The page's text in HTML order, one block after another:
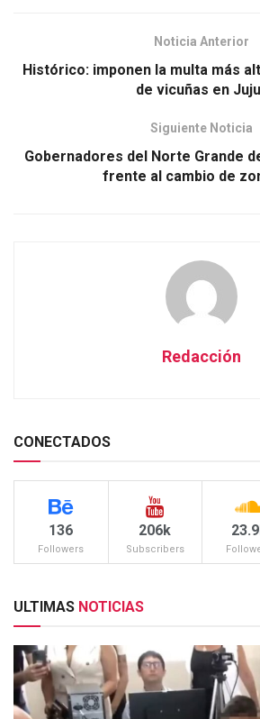
Noticia Anterior
Histórico: imponen la multa más
de vicuñas en
Siguiente Noticia
Gobernadores del Norte Grande
frente al cambio de
Redacción
CONECTADOS
136
Followers
206k
Subscribers
ULTIMAS NOTICIAS